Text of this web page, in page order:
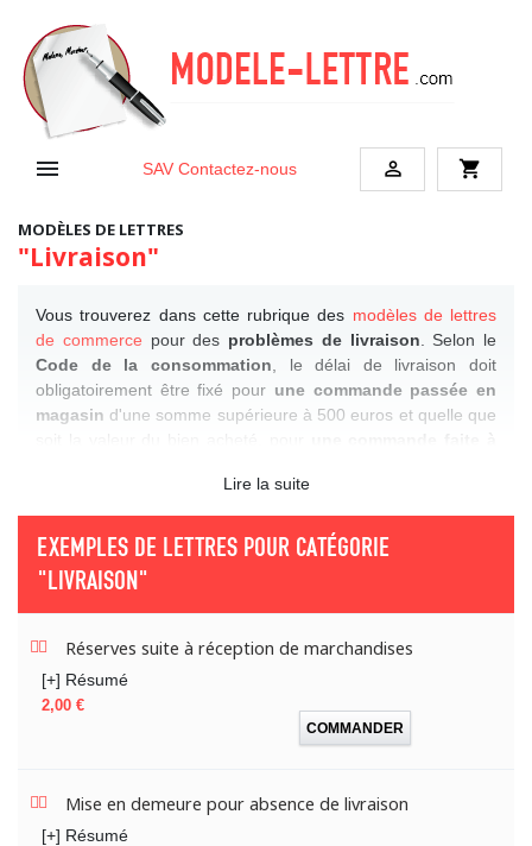
 SAV Contactez-nous  shopping_cart
MODÈLES DE LETTRES
"Livraison"
Vous trouverez dans cette rubrique des modèles de lettres
de commerce pour des problèmes de livraison . Selon le
Code de la consommation , le délai de livraison doit
obligatoirement être fixé pour une commande passée en
magasin d'une somme supérieure à 500 euros et quelle que
une commande faite à
lettres de réclamations
l'entreprise en question.
Lire la suite
EXEMPLES DE LETTRES POUR CATÉGORIE
"LIVRAISON"
Réserves suite à réception de marchandises
[+] Résumé
Prix
2,00 €
COMMANDER
Mise en demeure pour absence de livraison
[+] Résumé